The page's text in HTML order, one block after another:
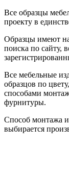
Все образцы
проекту в
Образцы имеют
поиска по сайту,
Все мебельные
образцов по
способами
фурнитуры.
Способ монтажа
выбирается